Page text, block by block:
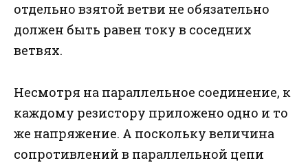
отдельно взятой ветви не обязательно
должен быть равен току в соседних
ветвях.
Несмотря на параллельное соединение, к
каждому резистору приложено одно и то
же напряжение. А поскольку величина
сопротивлений в параллельной цепи